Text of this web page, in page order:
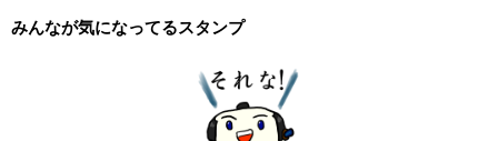
みんなが気になってるスタンプ